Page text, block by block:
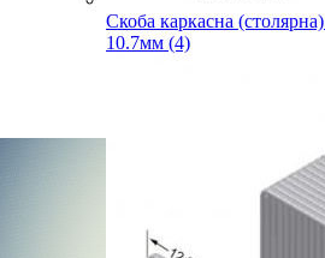
Скоба каркасна
10.7мм (4)